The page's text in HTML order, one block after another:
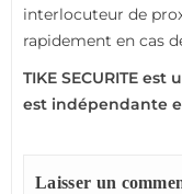
interlocuteur de
rapidement en cas
TIKE SECURITE
est indépendante
Laisser un